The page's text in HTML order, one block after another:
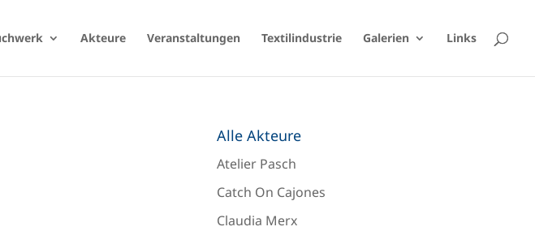
Akteure Veranstaltungen Textilindustrie Galerien Links
Alle Akteure
Atelier Pasch
Catch On Cajones
Claudia Merx